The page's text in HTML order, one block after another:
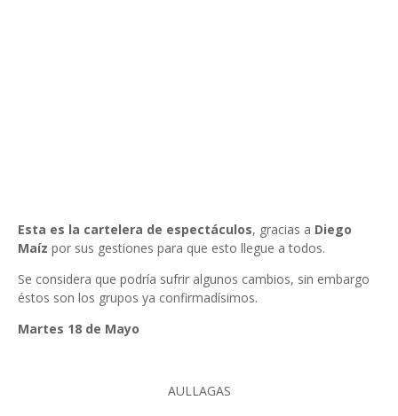
Esta es la cartelera de espectáculos, gracias a Diego
Maíz por sus gestiones para que esto llegue a todos.
Se considera que podría sufrir algunos cambios, sin embargo
éstos son los grupos ya confirmadísimos.
Martes 18 de Mayo
AULLAGAS